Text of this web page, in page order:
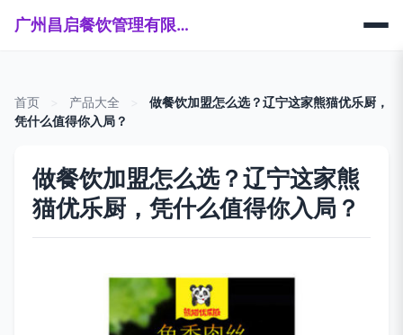
广州昌启餐饮管理有限公司
首页 产品大全
做餐饮加盟怎么选？辽宁这家熊猫优乐厨，
凭什么值得你入局？
做餐饮加盟怎么选？辽宁这家熊
猫优乐厨，凭什么值得你入局？